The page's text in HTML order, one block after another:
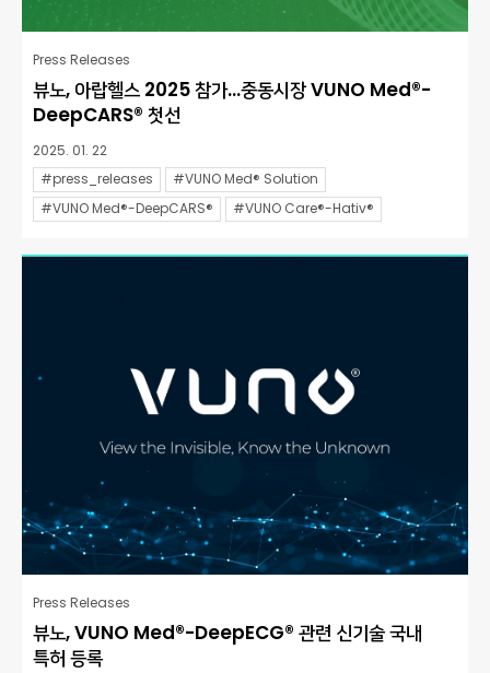
Press Releases
뷰노, 아랍헬스 2025 참가…중동시장 VUNO Med®-
DeepCARS® 첫선
2025. 01. 22
#press_releases
#VUNO Med® Solution
#VUNO Med®-DeepCARS®
#VUNO Care®-Hativ®
Press Releases
뷰노, VUNO Med®-DeepECG® 관련 신기술 국내
특허 등록